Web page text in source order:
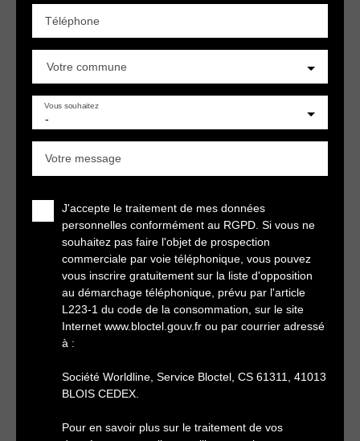
Téléphone
Votre commune
-
Vous souhaitez
Votre message
J'accepte le traitement de mes données
personnelles conformément au RGPD. Si vous ne
souhaitez pas faire l'objet de prospection
commerciale par voie téléphonique, vous pouvez
vous inscrire gratuitement sur la liste d'opposition
au démarchage téléphonique, prévu par l'article
L223-1 du code de la consommation, sur le site
Internet www.bloctel.gouv.fr ou par courrier adressé
à :
Société Worldline, Service Bloctel, CS 61311, 41013
BLOIS CEDEX.
Pour en savoir plus sur le traitement de vos